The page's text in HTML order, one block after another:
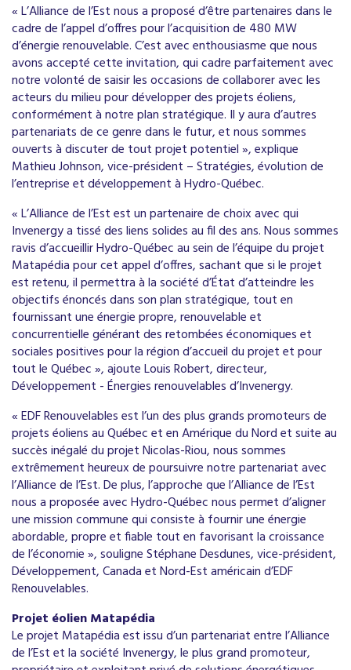
« L’Alliance de l’Est nous a proposé d’être partenaires dans le
cadre de l’appel d’offres pour l’acquisition de 480 MW
d’énergie renouvelable. C’est avec enthousiasme que nous
avons accepté cette invitation, qui cadre parfaitement avec
notre volonté de saisir les occasions de collaborer avec les
acteurs du milieu pour développer des projets éoliens,
conformément à notre plan stratégique. Il y aura d’autres
partenariats de ce genre dans le futur, et nous sommes
ouverts à discuter de tout projet potentiel », explique
Mathieu Johnson, vice-président – Stratégies, évolution de
l’entreprise et développement à Hydro-Québec.
« L’Alliance de l’Est est un partenaire de choix avec qui
Invenergy a tissé des liens solides au fil des ans. Nous sommes
ravis d’accueillir Hydro-Québec au sein de l’équipe du projet
Matapédia pour cet appel d’offres, sachant que si le projet
est retenu, il permettra à la société d’État d’atteindre les
objectifs énoncés dans son plan stratégique, tout en
fournissant une énergie propre, renouvelable et
concurrentielle générant des retombées économiques et
sociales positives pour la région d’accueil du projet et pour
tout le Québec », ajoute Louis Robert, directeur,
Développement - Énergies renouvelables d’Invenergy.
« EDF Renouvelables est l’un des plus grands promoteurs de
projets éoliens au Québec et en Amérique du Nord et suite au
succès inégalé du projet Nicolas-Riou, nous sommes
extrêmement heureux de poursuivre notre partenariat avec
l’Alliance de l’Est. De plus, l’approche que l’Alliance de l’Est
nous a proposée avec Hydro-Québec nous permet d’aligner
une mission commune qui consiste à fournir une énergie
abordable, propre et fiable tout en favorisant la croissance
de l’économie », souligne Stéphane Desdunes, vice-président,
Développement, Canada et Nord-Est américain d’EDF
Renouvelables.
Projet éolien Matapédia
Le projet Matapédia est issu d’un partenariat entre l’Alliance
de l’Est et la société Invenergy, le plus grand promoteur,